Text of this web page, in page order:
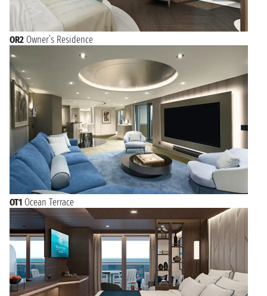
OR2 Owner’s Residence
OT1 Ocean Terrace